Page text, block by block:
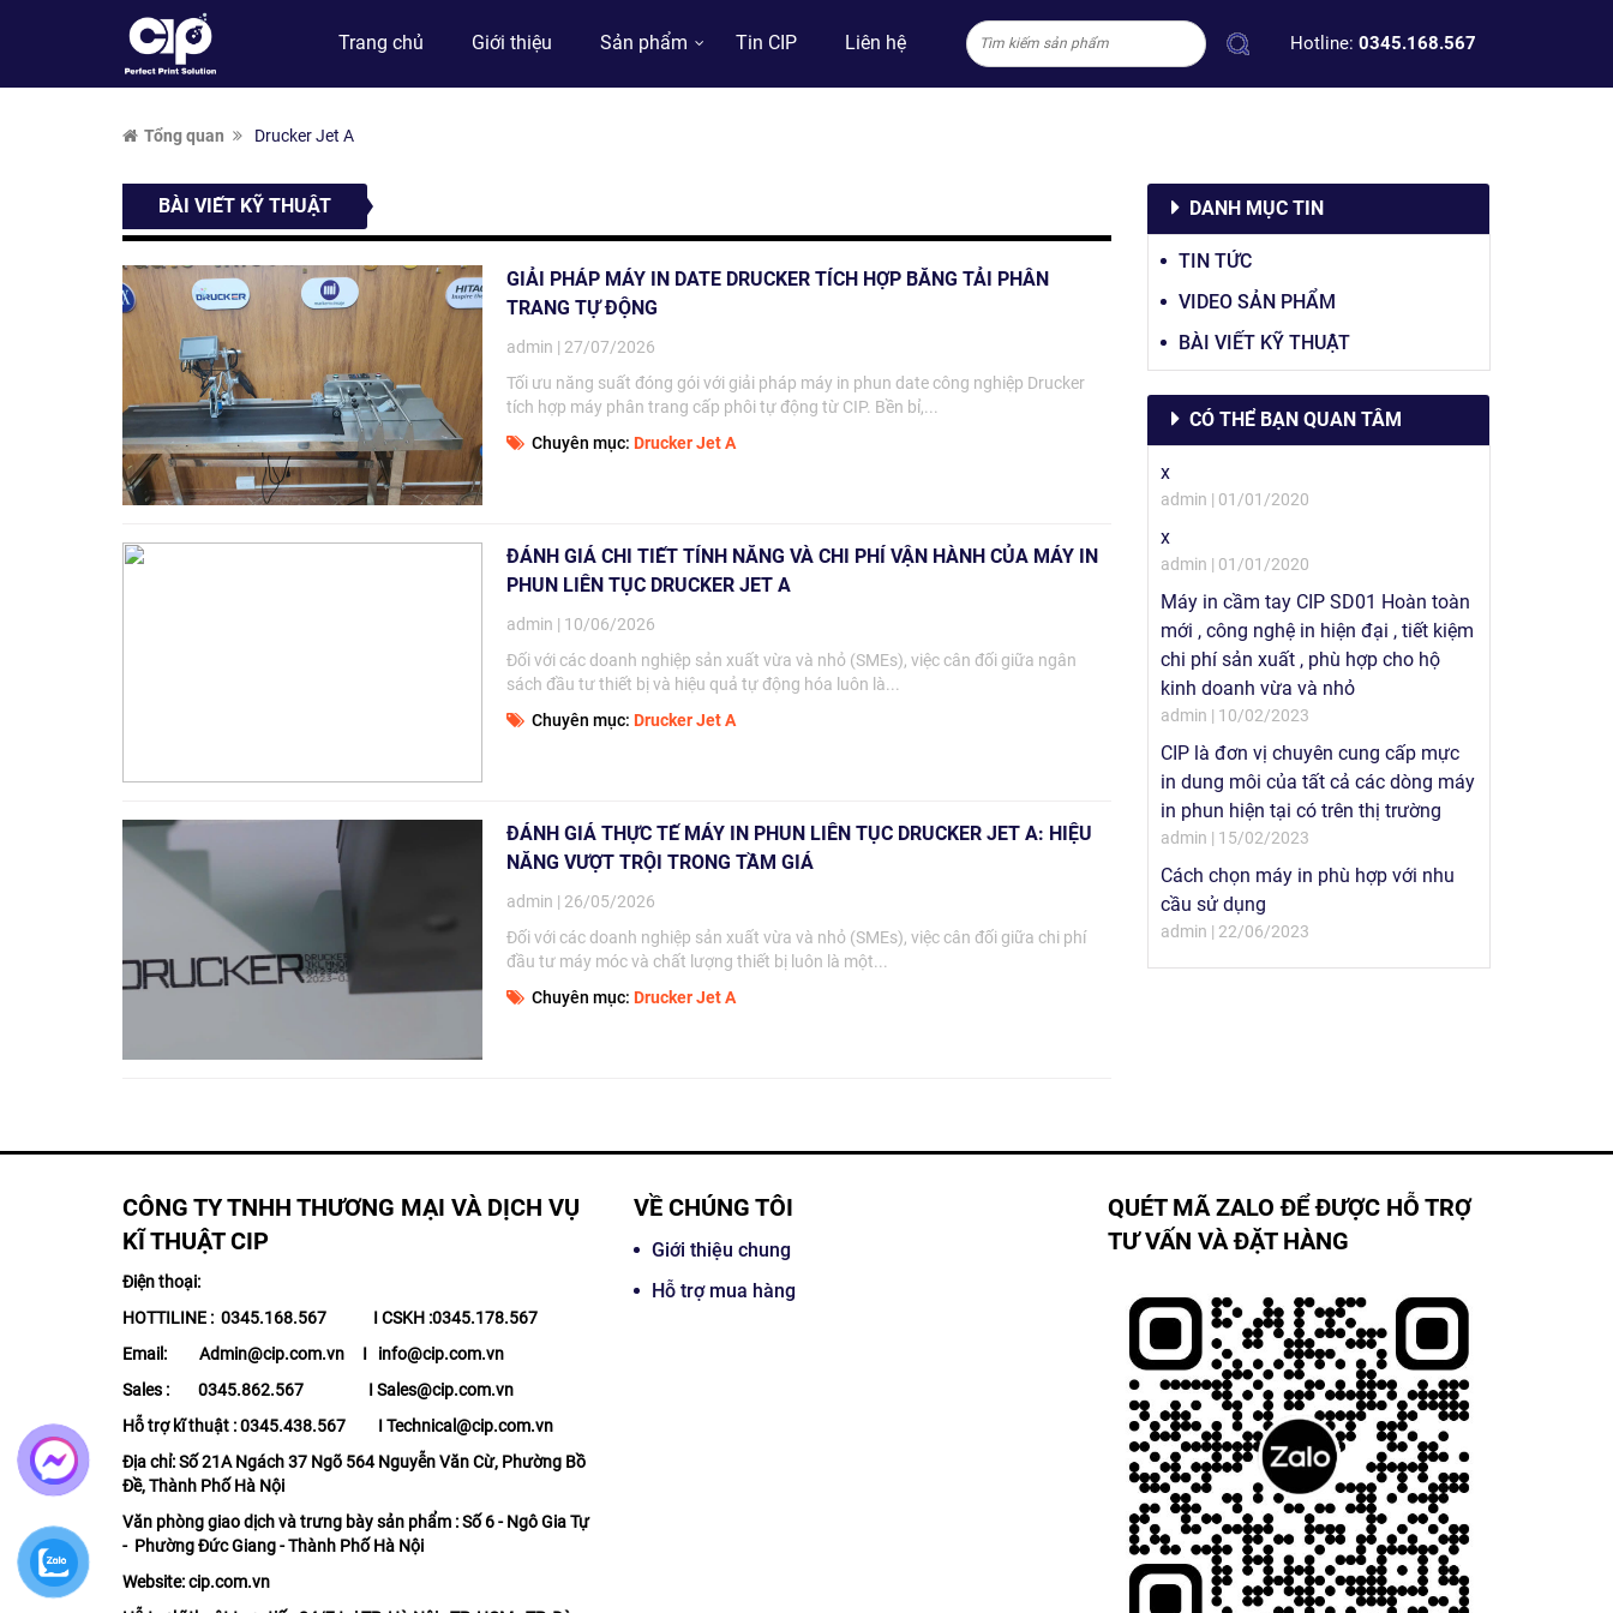
Trang chủ Giới thiệu Sản phẩm Tin CIP Liên hệ Hotline: 0345.168.567
Tổng quan Drucker Jet A
BÀI VIẾT KỸ THUẬT
GIẢI PHÁP MÁY IN DATE DRUCKER TÍCH HỢP BĂNG TẢI PHÂN
TRANG TỰ ĐỘNG
admin | 27/07/2026
Tối ưu năng suất đóng gói với giải pháp máy in phun date công nghiệp Drucker
tích hợp máy phân trang cấp phôi tự động từ CIP. Bền bỉ,...
Chuyên mục: Drucker Jet A
ĐÁNH GIÁ CHI TIẾT TÍNH NĂNG VÀ CHI PHÍ VẬN HÀNH CỦA MÁY IN
PHUN LIÊN TỤC DRUCKER JET A
admin | 10/06/2026
Đối với các doanh nghiệp sản xuất vừa và nhỏ (SMEs), việc cân đối giữa ngân
sách đầu tư thiết bị và hiệu quả tự động hóa luôn là...
Chuyên mục: Drucker Jet A
ĐÁNH GIÁ THỰC TẾ MÁY IN PHUN LIÊN TỤC DRUCKER JET A: HIỆU
NĂNG VƯỢT TRỘI TRONG TẦM GIÁ
admin | 26/05/2026
Đối với các doanh nghiệp sản xuất vừa và nhỏ (SMEs), việc cân đối giữa chi phí
đầu tư máy móc và chất lượng thiết bị luôn là một...
Chuyên mục: Drucker Jet A
DANH MỤC TIN
TIN TỨC
VIDEO SẢN PHẨM
BÀI VIẾT KỸ THUẬT
CÓ THỂ BẠN QUAN TÂM
x
admin | 01/01/2020
x
admin | 01/01/2020
Máy in cầm tay CIP SD01 Hoàn toàn
mới , công nghệ in hiện đại , tiết kiệm
chi phí sản xuất , phù hợp cho hộ
kinh doanh vừa và nhỏ
admin | 10/02/2023
CIP là đơn vị chuyên cung cấp mực
in dung môi của tất cả các dòng máy
in phun hiện tại có trên thị trường
admin | 15/02/2023
Cách chọn máy in phù hợp với nhu
cầu sử dụng
admin | 22/06/2023
CÔNG TY TNHH THƯƠNG MẠI VÀ DỊCH VỤ
KĨ THUẬT CIP
Điện thoại:
HOTTILINE : 0345.168.567 I CSKH :0345.178.567
Email: Admin@cip.com.vn I info@cip.com.vn
Sales : 0345.862.567 I Sales@cip.com.vn
Hỗ trợ kĩ thuật : 0345.438.567 I Technical@cip.com.vn
Địa chỉ: Số 21A Ngách 37 Ngõ 564 Nguyễn Văn Cừ, Phường Bồ
Đề, Thành Phố Hà Nội
Văn phòng giao dịch và trưng bày sản phẩm : Số 6 - Ngô Gia Tự
- Phường Đức Giang - Thành Phố Hà Nội
Website: cip.com.vn
VỀ CHÚNG TÔI
Giới thiệu chung
Hỗ trợ mua hàng
QUÉT MÃ ZALO ĐỂ ĐƯỢC HỖ TRỢ
TƯ VẤN VÀ ĐẶT HÀNG